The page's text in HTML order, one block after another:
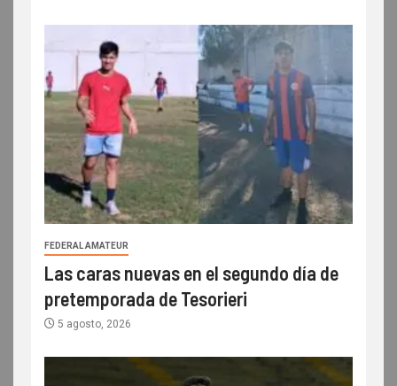
FEDERAL AMATEUR
Las caras nuevas en el segundo día de
pretemporada de Tesorieri
5 agosto, 2026